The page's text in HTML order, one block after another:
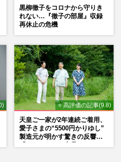
黒柳徹子をコロナから守りき
れない…『徹子の部屋』収録
再休止の危機
⭐ 高評価の記事(9.8)
天皇ご一家が2年連続ご着用、
愛子さまの“5500円かりゆし”
製造元が明かす驚きの反響